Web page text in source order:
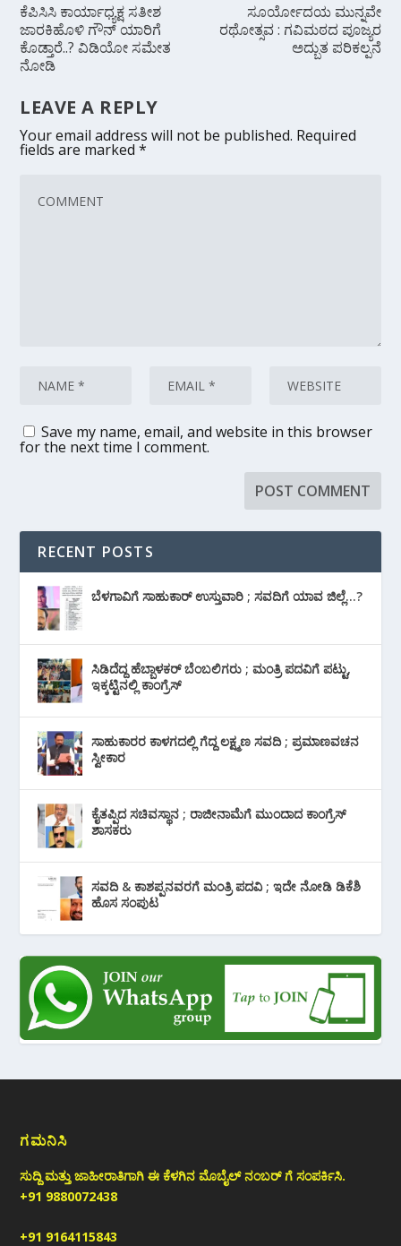
ಕೆಪಿಸಿಸಿ ಕಾರ್ಯಾಧ್ಯಕ್ಷ ಸತೀಶ
ಜಾರಕಿಹೊಳಿ ಗೌನ್ ಯಾರಿಗೆ
ಕೊಡ್ತಾರೆ..? ವಿಡಿಯೋ ಸಮೇತ
ನೋಡಿ
ಸೂರ್ಯೋದಯ ಮುನ್ನವೇ
ರಥೋತ್ಸವ : ಗವಿಮಠದ ಪೂಜ್ಯರ
ಅದ್ಬುತ ಪರಿಕಲ್ಪನೆ
LEAVE A REPLY
Your email address will not be published. Required
fields are marked*
Save my name, email, and website in this browser
for the next time I comment.
RECENT POSTS
ಬೆಳಗಾವಿಗೆ ಸಾಹುಕಾರ್ ಉಸ್ತುವಾರಿ ; ಸವದಿಗೆ ಯಾವ ಜಿಲ್ಲೆ…?
ಸಿಡಿದೆದ್ದ ಹೆಬ್ಬಾಳಕರ್ ಬೆಂಬಲಿಗರು ; ಮಂತ್ರಿ ಪದವಿಗೆ ‌ಪಟ್ಟು,
ಇಕ್ಕಟ್ಟಿನಲ್ಲಿ ಕಾಂಗ್ರೆಸ್
ಸಾಹುಕಾರರ ಕಾಳಗದಲ್ಲಿ ಗೆದ್ದ ಲಕ್ಷ್ಮಣ ಸವದಿ ; ಪ್ರಮಾಣವಚನ
ಸ್ವೀಕಾರ
ಕೈತಪ್ಪಿದ ಸಚಿವಸ್ಥಾನ ; ರಾಜೀನಾಮೆಗೆ ಮುಂದಾದ ಕಾಂಗ್ರೆಸ್
‌ಶಾಸಕರು
ಸವದಿ & ಕಾಶಪ್ಪನವರಗೆ ಮಂತ್ರಿ ಪದವಿ ; ಇದೇ ನೋಡಿ‌ ಡಿಕೆಶಿ
ಹೊಸ ಸಂಪುಟ
ಗಮನಿಸಿ
ಸುದ್ದಿ ಮತ್ತು ಜಾಹೀರಾತಿಗಾಗಿ ಈ ಕೆಳಗಿನ ಮೊಬೈಲ್ ನಂಬರ್ ಗೆ ಸಂಪರ್ಕಿಸಿ.
+91 9880072438
+91 9164115843